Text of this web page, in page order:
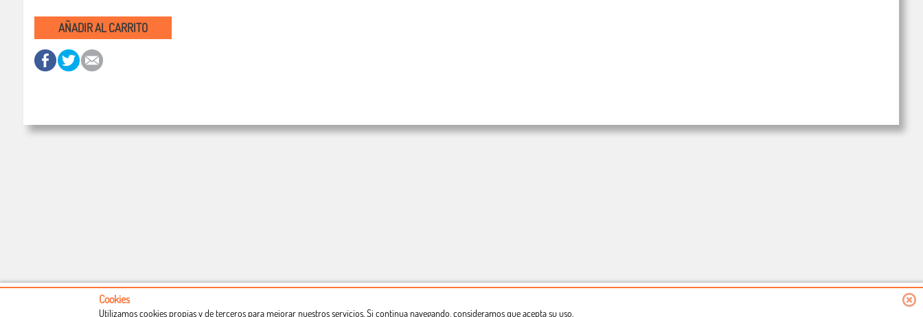
AÑADIR AL CARRITO
Cookies
Utilizamos cookies propias y de terceros para mejorar nuestros servicios. Si continua navegando, consideramos que acepta su uso.